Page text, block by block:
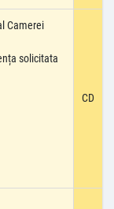
Camerei
solicitata
CD